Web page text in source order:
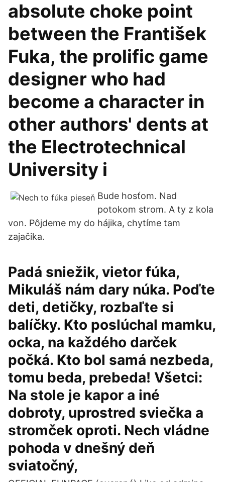
absolute choke point
between the František
Fuka, the prolific game
designer who had
become a character in
other authors' dents at
the Electrotechnical
University i
Bude hosťom. Nad
potokom strom. A ty z kola
von. Pôjdeme my do hájika, chytíme tam
zajačika.
Padá sniežik, vietor fúka,
Mikuláš nám dary núka. Poďte
deti, detičky, rozbaľte si
balíčky. Kto poslúchal mamku,
ocka, na každého darček
počká. Kto bol samá nezbeda,
tomu beda, prebeda! Všetci:
Na stole je kapor a iné
dobroty, uprostred sviečka a
stromček oproti. Nech vládne
pohoda v dnešný deň
sviatočný,